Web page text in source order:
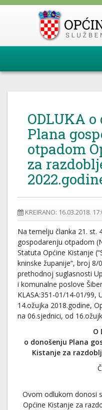
ODLUKA
Plana
otpadom
za
KREIRANO: 16.03.2018.
Na temelju članka 21. st.
gospodarenju otpadom
Statuta Općine Kistanje
kninske županije“, broj
prethodnoj suglasnosti
i komunalne poslove
KLASA:351-01/14-01/99,
14.ožujka 2018.godine,
na 06.sjednici, od
O
o donošenju Plana
Kistanje za
Ovom odlukom donosi
Općine Kistanje za